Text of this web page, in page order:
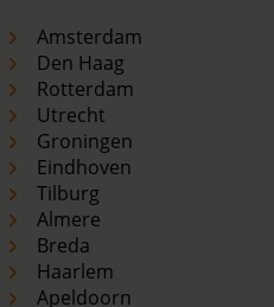
Amsterdam
Den Haag
Rotterdam
Utrecht
Groningen
Eindhoven
Tilburg
Almere
Breda
Haarlem
Apeldoorn